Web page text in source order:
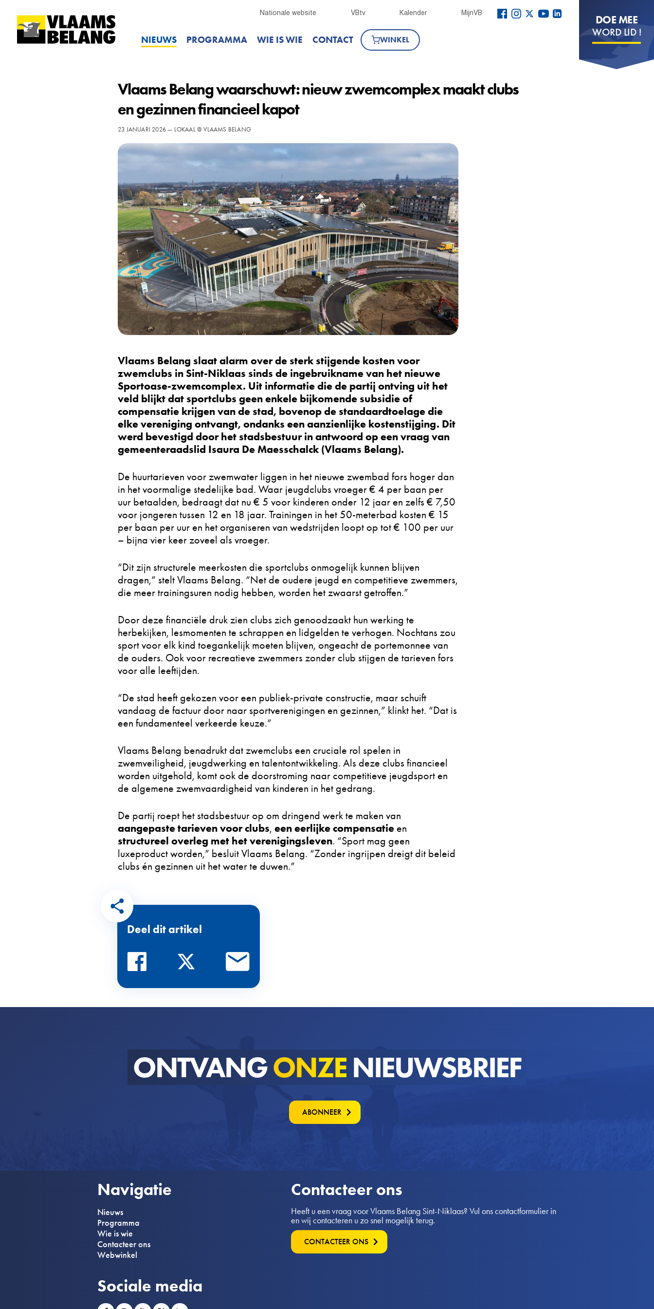
Nationale website VBtv Kalender MijnVB
NIEUWS PROGRAMMA WIE IS WIE CONTACT WINKEL
DOE MEE
WORD LID !
Vlaams Belang waarschuwt: nieuw zwemcomplex maakt clubs
en gezinnen financieel kapot
23 JANUARI 2026 — LOKAAL @ VLAAMS BELANG
Vlaams Belang slaat alarm over de sterk stijgende kosten voor
zwemclubs in Sint-Niklaas sinds de ingebruikname van het nieuwe
Sportoase-zwemcomplex. Uit informatie die de partij ontving uit het
veld blijkt dat sportclubs geen enkele bijkomende subsidie of
compensatie krijgen van de stad, bovenop de standaardtoelage die
elke vereniging ontvangt, ondanks een aanzienlijke kostenstijging. Dit
werd bevestigd door het stadsbestuur in antwoord op een vraag van
gemeenteraadslid Isaura De Maesschalck (Vlaams Belang).
De huurtarieven voor zwemwater liggen in het nieuwe zwembad fors hoger dan
in het voormalige stedelijke bad. Waar jeugdclubs vroeger € 4 per baan per
uur betaalden, bedraagt dat nu € 5 voor kinderen onder 12 jaar en zelfs € 7,50
voor jongeren tussen 12 en 18 jaar. Trainingen in het 50-meterbad kosten € 15
per baan per uur en het organiseren van wedstrijden loopt op tot € 100 per uur
– bijna vier keer zoveel als vroeger.
“Dit zijn structurele meerkosten die sportclubs onmogelijk kunnen blijven
dragen,” stelt Vlaams Belang. “Net de oudere jeugd en competitieve zwemmers,
die meer trainingsuren nodig hebben, worden het zwaarst getroffen.”
Door deze financiële druk zien clubs zich genoodzaakt hun werking te
herbekijken, lesmomenten te schrappen en lidgelden te verhogen. Nochtans zou
sport voor elk kind toegankelijk moeten blijven, ongeacht de portemonnee van
de ouders. Ook voor recreatieve zwemmers zonder club stijgen de tarieven fors
voor alle leeftijden.
“De stad heeft gekozen voor een publiek-private constructie, maar schuift
vandaag de factuur door naar sportverenigingen en gezinnen,” klinkt het. “Dat is
een fundamenteel verkeerde keuze.”
Vlaams Belang benadrukt dat zwemclubs een cruciale rol spelen in
zwemveiligheid, jeugdwerking en talentontwikkeling. Als deze clubs financieel
worden uitgehold, komt ook de doorstroming naar competitieve jeugdsport en
de algemene zwemvaardigheid van kinderen in het gedrang.
De partij roept het stadsbestuur op om dringend werk te maken van
aangepaste tarieven voor clubs, een eerlijke compensatie en
structureel overleg met het verenigingsleven. “Sport mag geen
luxeproduct worden,” besluit Vlaams Belang. “Zonder ingrijpen dreigt dit beleid
clubs én gezinnen uit het water te duwen.”
Deel dit artikel
ONTVANGONZE NIEUWSBRIEF
ABONNEER
Navigatie
Nieuws
Programma
Wie is wie
Contacteer ons
Webwinkel
Sociale media
Contacteer ons
Heeft u een vraag voor Vlaams Belang Sint-Niklaas? Vul ons contactformulier in
en wij contacteren u zo snel mogelijk terug.
CONTACTEER ONS